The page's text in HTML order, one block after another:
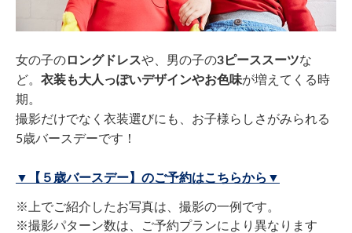
女の子のロングドレスや、男の子の3ピーススーツな
ど。 衣装も大人っぽいデザインやお色味が増えてくる時
期。
撮影だけでなく衣装選びにも、お子様らしさがみられる
5歳バースデーです！
▼【５歳バースデー】のご予約はこちらから▼
※上でご紹介したお写真は、撮影の一例です。
※撮影パターン数は、ご予約プランにより異なります